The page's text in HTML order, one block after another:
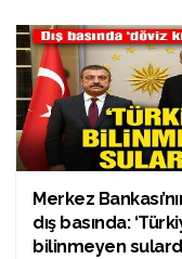
Merkez
dış basında:
bilinmeyen